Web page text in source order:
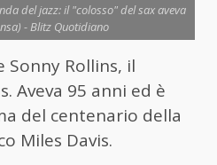
del jazz: il "colosso" del sax aveva
- Blitz Quotidiano
Sonny Rollins, il
Aveva 95 anni ed è
del centenario della
Miles Davis.